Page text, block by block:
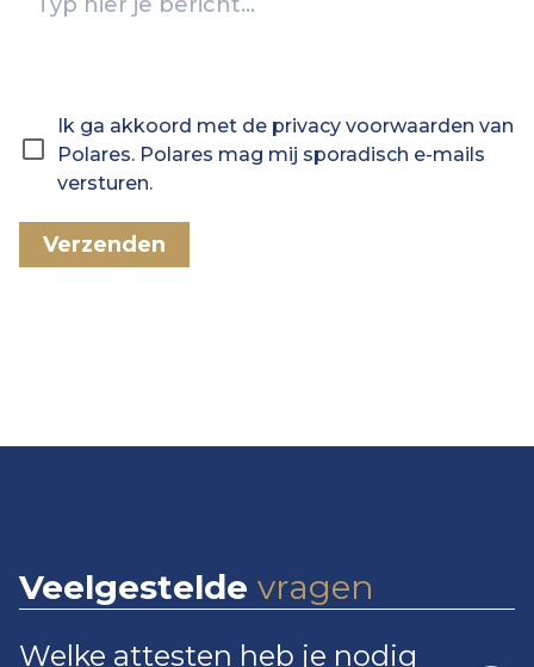
Ik ga akkoord met de privacy voorwaarden van
Polares. Polares mag mij sporadisch e-mails
versturen.
Verzenden
Veelgestelde vragen
Welke attesten heb je nodig